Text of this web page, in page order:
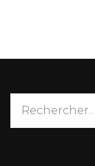
Rechercher :